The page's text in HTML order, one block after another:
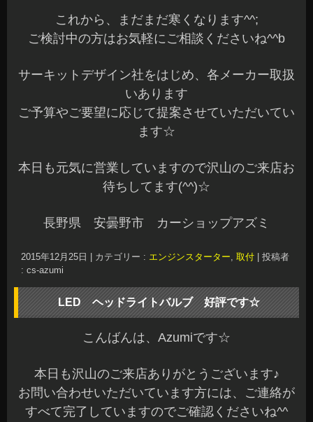
これから、まだまだ寒くなります^^;
ご検討中の方はお気軽にご相談くださいね^^b
サーキットデザイン社をはじめ、各メーカー取扱
いあります
ご予算やご要望に応じて提案させていただいてい
ます☆
本日も元気に営業していますので沢山のご来店お
待ちしてます(^^)☆
長野県 安曇野市 カーショップアズミ
2015年12月25日 カテゴリー : エンジンスターター, 取付
投稿者
: cs-azumi
LED ヘッドライトバルブ 好評です☆
こんばんは、Azumiです☆
本日も沢山のご来店ありがとうございます♪
お問い合わせいただいています方には、ご連絡が
すべて完了していますのでご確認くださいね^^